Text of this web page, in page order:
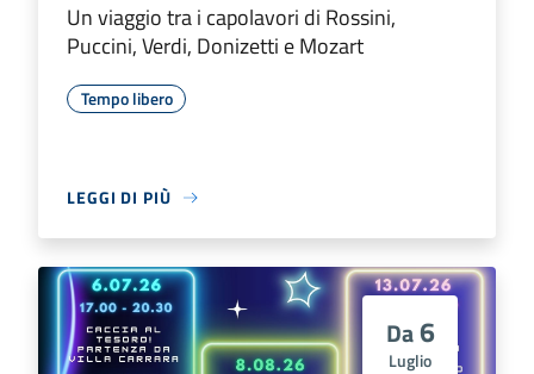
Un viaggio tra i capolavori di Rossini,
Puccini, Verdi, Donizetti e Mozart
Tempo libero
LEGGI DI PIÙ
Da6
Luglio